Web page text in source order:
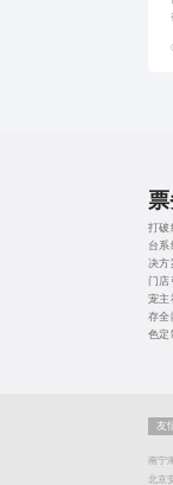
打破
台
决方
门店
宠主
存全
色定
友
南宁
北京